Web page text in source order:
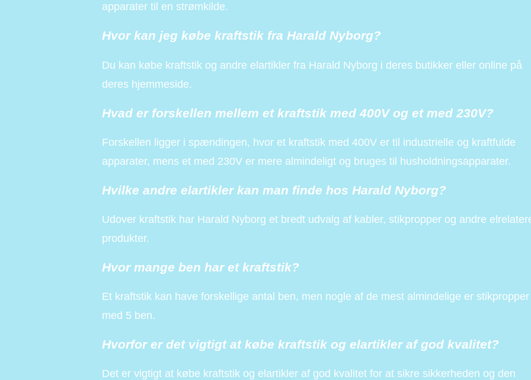
apparater til en strømkilde.
Hvor kan jeg købe kraftstik fra Harald Nyborg?
Du kan købe kraftstik og andre elartikler fra Harald Nyborg i deres butikker eller online på
deres hjemmeside.
Hvad er forskellen mellem et kraftstik med 400V og et med 230V?
Forskellen ligger i spændingen, hvor et kraftstik med 400V er til industrielle og kraftfulde
apparater, mens et med 230V er mere almindeligt og bruges til husholdningsapparater.
Hvilke andre elartikler kan man finde hos Harald Nyborg?
Udover kraftstik har Harald Nyborg et bredt udvalg af kabler, stikpropper og andre
produkter.
Hvor mange ben har et kraftstik?
Et kraftstik kan have forskellige antal ben, men nogle af de mest almindelige er stikpropper
med 5 ben.
Hvorfor er det vigtigt at købe kraftstik og elartikler af god kvalitet?
Det er vigtigt at købe kraftstik og elartikler af god kvalitet for at sikre sikkerheden og den